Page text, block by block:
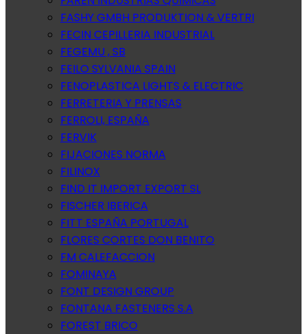
FASHY GMBH PRODUKTION & VERTRI
FECIN CEPILLERIA INDUSTRIAL
FEGEMU , SB
FEILO SYLVANIA SPAIN
FENOPLASTICA LIGHTS & ELECTRIC
FERRETERIA Y PRENSAS
FERROLI, ESPAÑA
FERVIK
FIJACIONES NORMA
FILINOX
FIND IT IMPORT EXPORT SL
FISCHER IBERICA
FITT ESPAÑA PORTUGAL
FLORES CORTES DON BENITO
FM CALEFACCION
FOMINAYA
FONT DESIGN GROUP
FONTANA FASTENERS S.A
FOREST BRICO